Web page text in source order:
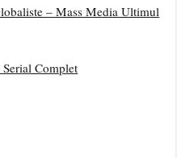
– Mass Media Ultimul
Complet